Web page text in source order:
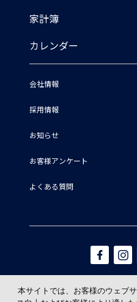
家計簿
カレンダー
会社情報
採用情報
お知らせ
お客様アンケート
よくある質問
本サイトでは、お客様のウェブ